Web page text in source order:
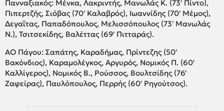
Πανναξιακός: Μένκα, Λακριντής, Μανωλάς Κ. (73′ Πίντο),
Πιπερτζής, Σιόβας (70′ Καλαβρός), Ιωαννίδης (70′ Μέμος),
Δεγαΐτας, Παπαδόπουλος, Μελισσόπουλος (73′ Μανωλάς
Ν.), Τσιτσεκίδης, Βαλέττας (69′ Πιτταράς).
ΑΟ Πάγου: Σαπάτης, Καραδήμας, Πρίντεζης (50'
Βακόνδιος), Καραμολέγκος, Αργυρός, Νομικός Π. (60′
Καλλίγερος), Νομικός Β., Ρούσσος, Βουλτσίδης (76′
Ζαφείρας), Παυλόπουλος, Περρής (60′ Ρηγούτσος).